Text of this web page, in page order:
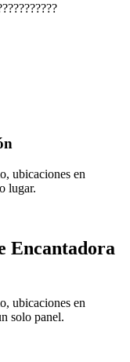
ubicaciones en
lugar.
Encantadora
ubicaciones en
solo panel.